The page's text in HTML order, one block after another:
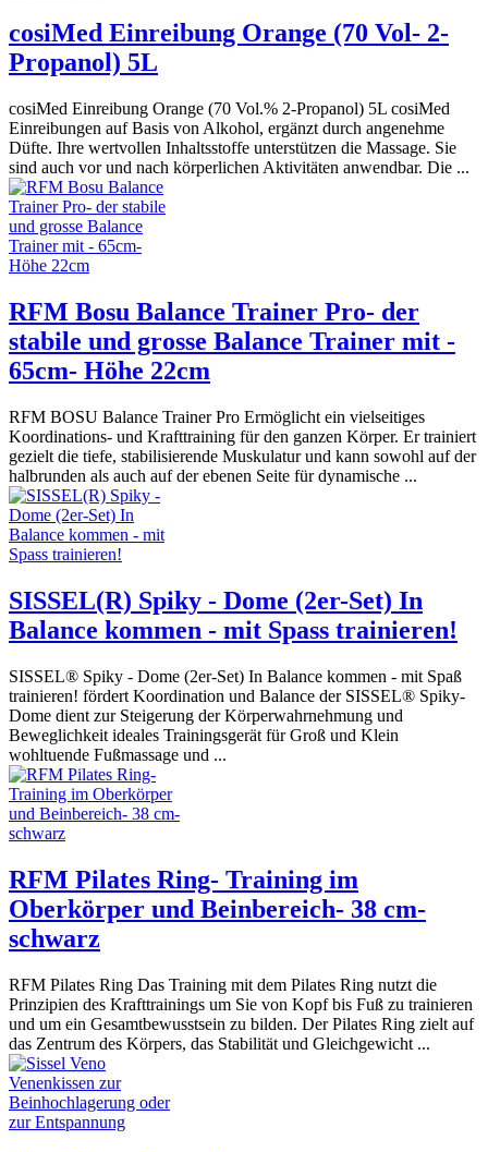
cosiMed Einreibung Orange (70 Vol- 2-
Propanol) 5L
cosiMed Einreibung Orange (70 Vol.% 2-Propanol) 5L cosiMed
Einreibungen auf Basis von Alkohol, ergänzt durch angenehme
Düfte. Ihre wertvollen Inhaltsstoffe unterstützen die Massage. Sie
sind auch vor und nach körperlichen Aktivitäten anwendbar. Die ...
RFM Bosu Balance Trainer Pro- der
stabile und grosse Balance Trainer mit -
65cm- Höhe 22cm
RFM BOSU Balance Trainer Pro Ermöglicht ein vielseitiges
Koordinations- und Krafttraining für den ganzen Körper. Er trainiert
gezielt die tiefe, stabilisierende Muskulatur und kann sowohl auf der
halbrunden als auch auf der ebenen Seite für dynamische ...
SISSEL(R) Spiky - Dome (2er-Set) In
Balance kommen - mit Spass trainieren!
SISSEL® Spiky - Dome (2er-Set) In Balance kommen - mit Spaß
trainieren! fördert Koordination und Balance der SISSEL® Spiky-
Dome dient zur Steigerung der Körperwahrnehmung und
Beweglichkeit ideales Trainingsgerät für Groß und Klein
wohltuende Fußmassage und ...
RFM Pilates Ring- Training im
Oberkörper und Beinbereich- 38 cm-
schwarz
RFM Pilates Ring Das Training mit dem Pilates Ring nutzt die
Prinzipien des Krafttrainings um Sie von Kopf bis Fuß zu trainieren
und um ein Gesamtbewusstsein zu bilden. Der Pilates Ring zielt auf
das Zentrum des Körpers, das Stabilität und Gleichgewicht ...